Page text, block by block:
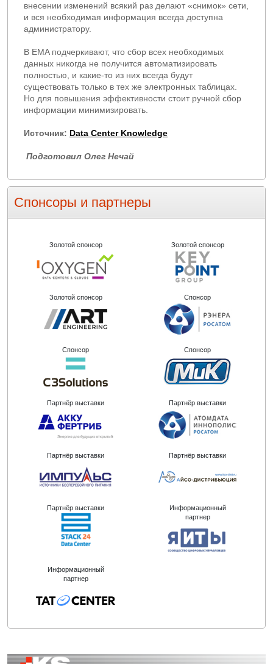
внесении изменений всякий раз делают «снимок» сети,
и вся необходимая информация всегда доступна
администратору.
В EMA подчеркивают, что сбор всех необходимых
данных никогда не получится автоматизировать
полностью, и какие-то из них всегда будут
существовать только в тех же электронных таблицах.
Но для повышения эффективности стоит ручной сбор
информации минимизировать.
Источник: Data Center Knowledge
Подготовил Олег Нечай
Спонсоры и партнеры
Золотой спонсор Золотой спонсор
Золотой спонсор Спонсор
Спонсор Спонсор
Партнёр выставки Партнёр выставки
Партнёр выставки Партнёр выставки
Партнёр выставки
Информационный
партнер
Информационный
партнер